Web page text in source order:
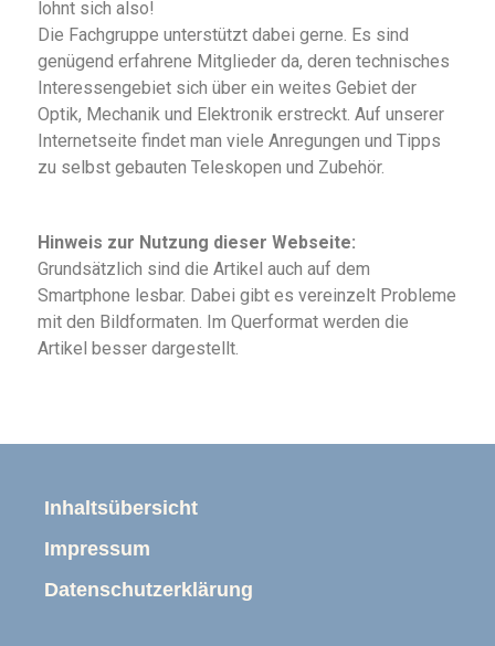
lohnt sich also!
Die Fachgruppe unterstützt dabei gerne. Es sind
genügend erfahrene Mitglieder da, deren technisches
Interessengebiet sich über ein weites Gebiet der
Optik, Mechanik und Elektronik erstreckt. Auf unserer
Internetseite findet man viele Anregungen und Tipps
zu selbst gebauten Teleskopen und Zubehör.
Hinweis zur Nutzung dieser Webseite:
Grundsätzlich sind die Artikel auch auf dem
Smartphone lesbar. Dabei gibt es vereinzelt Probleme
mit den Bildformaten. Im Querformat werden die
Artikel besser dargestellt.
Inhaltsübersicht
Impressum
Datenschutzerklärung